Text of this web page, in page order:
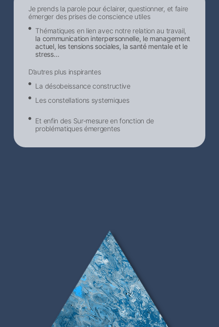
Je prends la parole pour éclairer, questionner, et faire
émerger des prises de conscience utiles
Thématiques en lien avec notre relation au travail,
la communication interpersonnelle, le management
actuel, les tensions sociales, la santé mentale et le
stress…
D’autres plus inspirantes
La désobeissance constructive
Les constellations systemiques
Et enfin des Sur-mesure en fonction de
problématiques émergentes